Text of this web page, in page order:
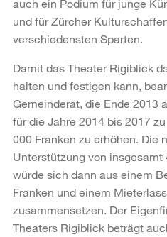
auch ein Podium für junge
und für Zürcher
verschiedensten Sparten.
Damit das Theater Rigiblick
halten und festigen kann,
Gemeinderat, die Ende 2013
für die Jahre 2014 bis 2017
000 Franken zu erhöhen. Die
Unterstützung von insgesamt
würde sich dann aus einem
Franken und einem
zusammensetzen. Der
Theaters Rigiblick beträgt